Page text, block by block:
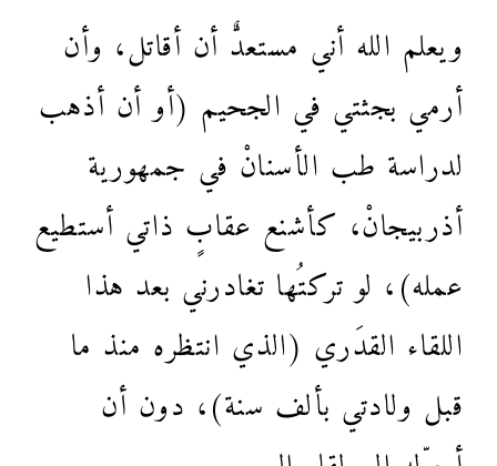
ويعلم الله أني مستعدٌّ أن أقاتل، وأن
أرمي بجثتي في الجحيم (أو أن أذهب
لدراسة طب الأسنانْ في جمهورية
أذربيجانْ، كأشنع عقابٍ ذاتي أستطيع
عمله)، لو تركتُها تغادرني بعد هذا
اللقاء القدَري (الذي انتظره منذ ما
قبل ولادتي بألف سنة)، دون أن